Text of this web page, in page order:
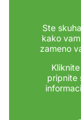
Ste
kako
zameno
pripnite